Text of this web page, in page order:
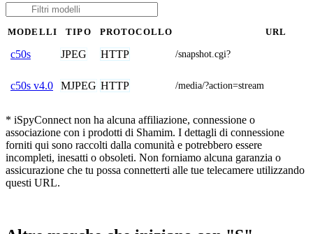
MODELLI TIPO PROTOCOLLO URL
c50s JPEG HTTP /snapshot.cgi?
c50s v4.0 MJPEG HTTP /media/?action=stream
* iSpyConnect non ha alcuna affiliazione, connessione o
associazione con i prodotti di Shamim. I dettagli di connessione
forniti qui sono raccolti dalla comunità e potrebbero essere
incompleti, inesatti o obsoleti. Non forniamo alcuna garanzia o
assicurazione che tu possa connetterti alle tue telecamere utilizzando
questi URL.